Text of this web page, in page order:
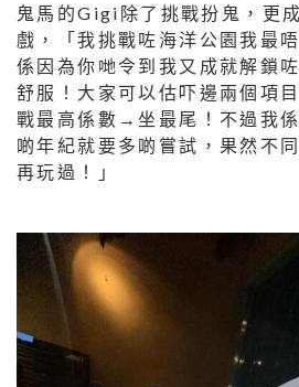
鬼馬的Gigi除了挑戰扮鬼，更
戲，「我挑戰咗海洋公園我最
係因為你哋令到我又成就解鎖
舒服！大家可以估吓邊兩個項
戰最高係數→坐最尾！不過我
啲年紀就要多啲嘗試，果然不
再玩過！」